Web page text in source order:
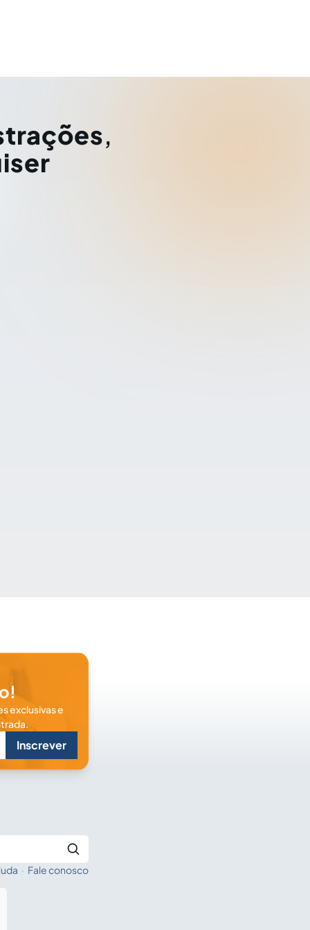
,
exclusivas e
Inscrever
· Fale conosco